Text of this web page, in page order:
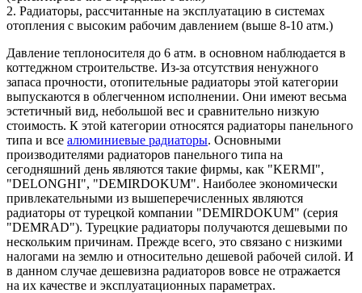
2. Радиаторы, рассчитанные на эксплуатацию в системах
отопления с высоким рабочим давлением (выше 8-10 атм.)
Давление теплоносителя до 6 атм. в основном наблюдается в
коттеджном строительстве. Из-за отсутствия ненужного
запаса прочности, отопительные радиаторы этой категории
выпускаются в облегченном исполнении. Они имеют весьма
эстетичный вид, небольшой вес и сравнительно низкую
стоимость. К этой категории относятся радиаторы панельного
типа и все алюминиевые радиаторы. Основными
производителями радиаторов панельного типа на
сегодняшний день являются такие фирмы, как "KERMI",
"DELONGHI", "DEMIRDOKUM". Наиболее экономически
привлекательными из вышеперечисленных являются
радиаторы от турецкой компании "DEMIRDOKUM" (серия
"DEMRAD"). Турецкие радиаторы получаются дешевыми по
нескольким причинам. Прежде всего, это связано с низкими
налогами на землю и относительно дешевой рабочей силой. И
в данном случае дешевизна радиаторов вовсе не отражается
на их качестве и эксплуатационных параметрах.